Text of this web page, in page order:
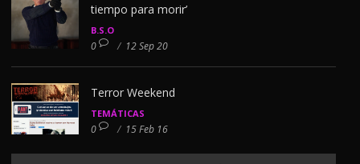
tiempo para morir’
B.S.O
0 / 12 Sep 20
Terror Weekend
TEMÁTICAS
0 / 15 Feb 16